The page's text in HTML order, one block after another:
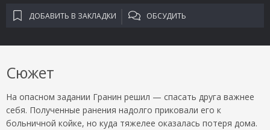
ДОБАВИТЬ В ЗАКЛАДКИ ОБСУДИТЬ
Сюжет
На опасном задании Гранин решил — спасать друга важнее
себя. Полученные ранения надолго приковали его к
больничной койке, но куда тяжелее оказалась потеря дома.